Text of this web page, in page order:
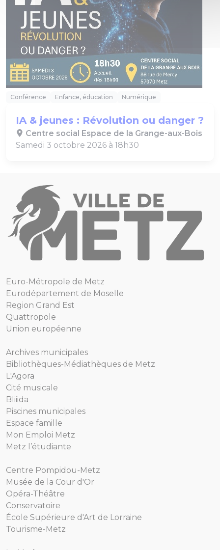
Conférence Enfance, éducation Numérique
IA & jeunes : Révolution ou danger ?
Centre social Espace de la Grange-aux-Bois
Samedi 3 octobre 2026 à 18h30
Euro-Métropole de Metz
Eurodépartement de Moselle
Region Grand Est
Quattropole
Union européenne
Archives municipales
Bibliothèques-Médiathèques de Metz
L'Agora
Cité musicale
Bliiida
Piscines municipales
Espace famille
Mon Emploi Metz
Metz l’étudiante
Centre Pompidou-Metz
Musée de la Cour d'Or
Opéra-Théâtre
Conservatoire
École Supérieure d'Art de Lorraine
Tourisme-Metz